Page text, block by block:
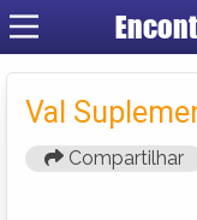
Val
Compartilhar